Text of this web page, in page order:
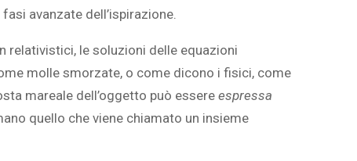
avanzate dell’ispirazione.
relativistici, le soluzioni delle equazioni
molle smorzate, o come dicono i fisici, come
mareale dell’oggetto può essere espressa
quello che viene chiamato un insieme